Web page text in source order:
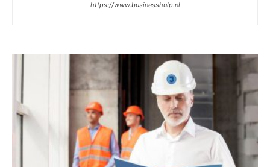
https://www.businesshulp.nl